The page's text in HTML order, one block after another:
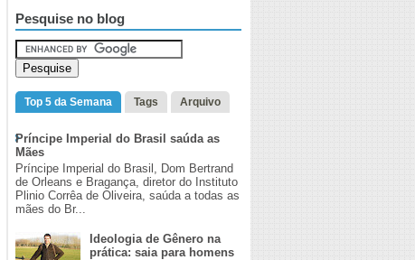
Pesquise no blog
Top 5 da Semana Tags Arquivo
Príncipe Imperial do Brasil saúda as
Mães
Príncipe Imperial do Brasil, Dom Bertrand
de Orleans e Bragança, diretor do Instituto
Plinio Corrêa de Oliveira, saúda a todas as
mães do Br...
Ideologia de Gênero na
prática: saia para homens